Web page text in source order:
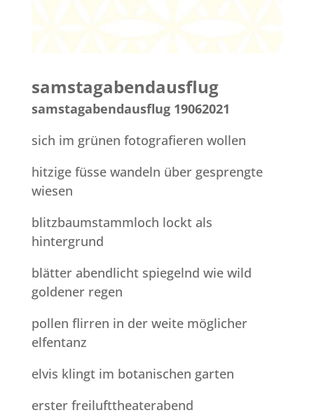
samstagabendausflug
samstagabendausflug 19062021
sich im grünen fotografieren wollen
hitzige füsse wandeln über gesprengte
wiesen
blitzbaumstammloch lockt als
hintergrund
blätter abendlicht spiegelnd wie wild
goldener regen
pollen flirren in der weite möglicher
elfentanz
elvis klingt im botanischen garten
erster freilufttheaterabend